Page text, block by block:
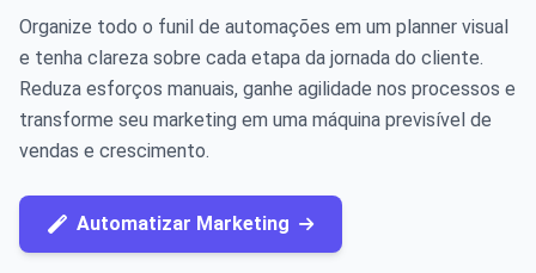
Organize todo o funil de automações em um planner visual
e tenha clareza sobre cada etapa da jornada do cliente.
Reduza esforços manuais, ganhe agilidade nos processos e
transforme seu marketing em uma máquina previsível de
vendas e crescimento.
Automatizar Marketing